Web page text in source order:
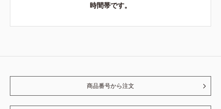
時間帯です。
商品番号から注文